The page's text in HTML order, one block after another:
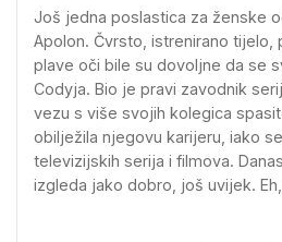
Još jedna poslastica za ženske
Apolon. Čvrsto, istrenirano tijelo,
plave oči bile su dovoljne da se
Codyja. Bio je pravi zavodnik
vezu s više svojih kolegica
obilježila njegovu karijeru, iako
televizijskih serija i filmova.
izgleda jako dobro, još uvijek.